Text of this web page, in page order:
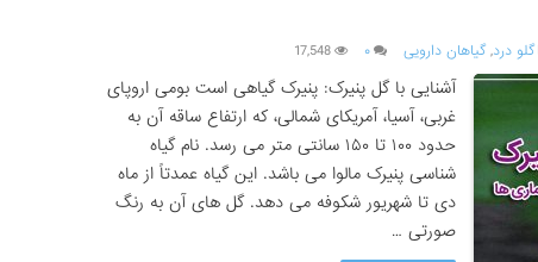
گلو درد, گیاهان دارویی ۰ 17,548
آشنایی با گل پنیرک: پنیرک گیاهی است بومی اروپای
غربی، آسیا، آمریکای شمالی، که ارتفاع ساقه آن به
حدود ۱۰۰ تا ۱۵۰ سانتی متر می رسد. نام گیاه
شناسی پنیرک مالوا می باشد. این گیاه عمدتاً از ماه
دی تا شهریور شکوفه می دهد. گل های آن به رنگ
صورتی …